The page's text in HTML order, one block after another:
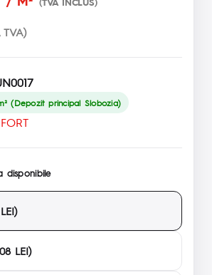
TVA)
(Depozit principal Slobozia)
disponibile
LEI)